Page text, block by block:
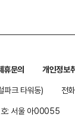
휴문의
개인정보
파크 타워동)
전
호: 서울 아00055